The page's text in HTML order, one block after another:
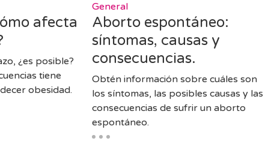
afecta
¿es posible?
tiene
obesidad.
General
Aborto espontáneo:
síntomas, causas y
consecuencias.
Obtén información sobre cuáles son
los síntomas, las posibles causas y las
consecuencias de sufrir un aborto
espontáneo.